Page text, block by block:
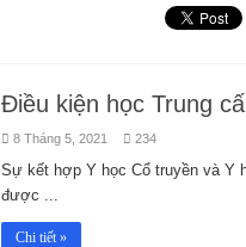
Điều kiện học Trung
8 Tháng 5, 2021 234
Sự kết hợp Y học Cổ truyền và Y
được ...
Chi tiết »